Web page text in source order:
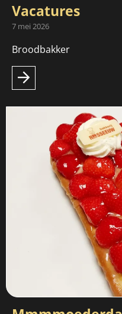
Vacatures
7 mei 2026
Broodbakker